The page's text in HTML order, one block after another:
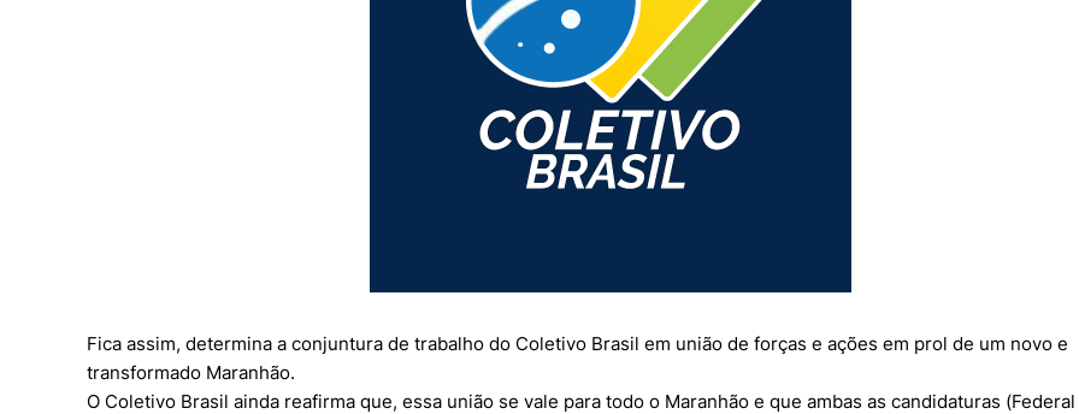
Fica assim, determina a conjuntura de trabalho do Coletivo Brasil em união de forças e ações em prol de um novo e
transformado Maranhão.
O Coletivo Brasil ainda reafirma que, essa união se vale para todo o Maranhão e que ambas as candidaturas (Federal